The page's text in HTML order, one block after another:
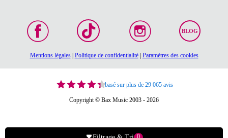
0
BLOG
Mentions légales| Politique de confidentialité| Paramètres des cookies
basé sur plus de 29 065 avis
Copyright © Bax Music 2003 - 2026